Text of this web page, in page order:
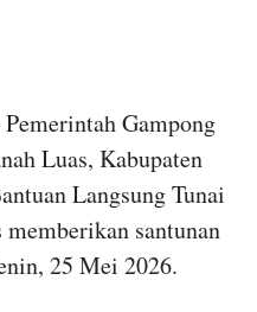
Pemerintah Gampong
Luas, Kabupaten
Langsung Tunai
santunan
25 Mei 2026.